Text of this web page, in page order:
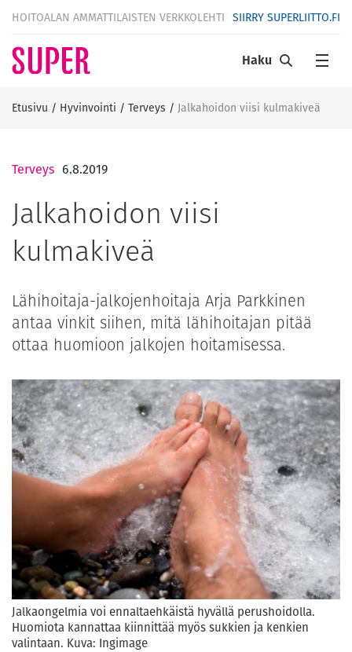
HOITOALAN AMMATTILAISTEN VERKKOLEHTI SIIRRY SUPERLIITTO.FI
Haku
Etusivu / Hyvinvointi / Terveys / Jalkahoidon viisi kulmakiveä
Terveys 6.8.2019
Jalkahoidon viisi
kulmakiveä
Lähihoitaja-jalkojenhoitaja Arja Parkkinen
antaa vinkit siihen, mitä lähihoitajan pitää
ottaa huomioon jalkojen hoitamisessa.
Jalkaongelmia voi ennaltaehkäistä hyvällä perushoidolla.
Huomiota kannattaa kiinnittää myös sukkien ja kenkien
valintaan. Kuva: Ingimage